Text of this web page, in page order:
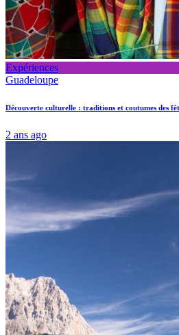
Expériences
Guadeloupe
Découverte culturelle : traditions et coutumes des
2 ans ago